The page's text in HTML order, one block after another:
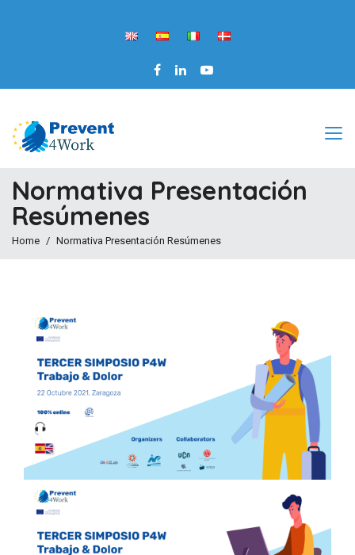
Normativa Presentación
Resúmenes
Home Normativa Presentación Resúmenes